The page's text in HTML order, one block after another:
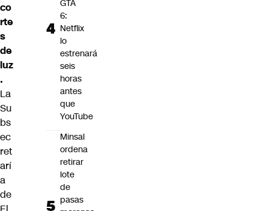
co
rte
s
de
luz
.
La
Su
bs
ec
ret
arí
a
de
GTA
6:
Netflix
lo
estrenará
seis
horas
antes
que
YouTube
Minsal
ordena
retirar
lote
de
pasas